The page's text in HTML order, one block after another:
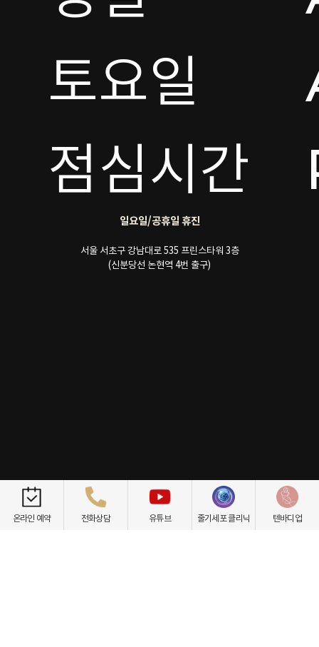
토요일
점심시간
일요일/공휴일 휴진
서울 서초구 강남대로 535 프린스타워 3층
(신분당선 논현역 4번 출구)
개인정보취급방침 이용약관 환자권리장전 비급여항목
온라인 예약 전화상담 유튜브 줄기세포 클리닉 텐바디업